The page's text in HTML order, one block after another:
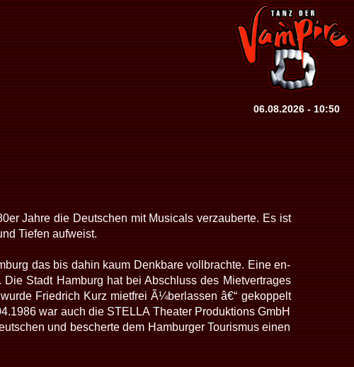
06.08.2026 - 10:50
Jahre die Deutschen mit Musicals verzauberte. Es ist
Tiefen aufweist.
das bis dahin kaum Denkbare vollbrachte. Eine en-
Stadt Hamburg hat bei Abschluss des Mietvertrages
Friedrich Kurz mietfrei Ã¼berlassen â€“ gekoppelt
war auch die STELLA Theater Produktions GmbH
und bescherte dem Hamburger Tourismus einen